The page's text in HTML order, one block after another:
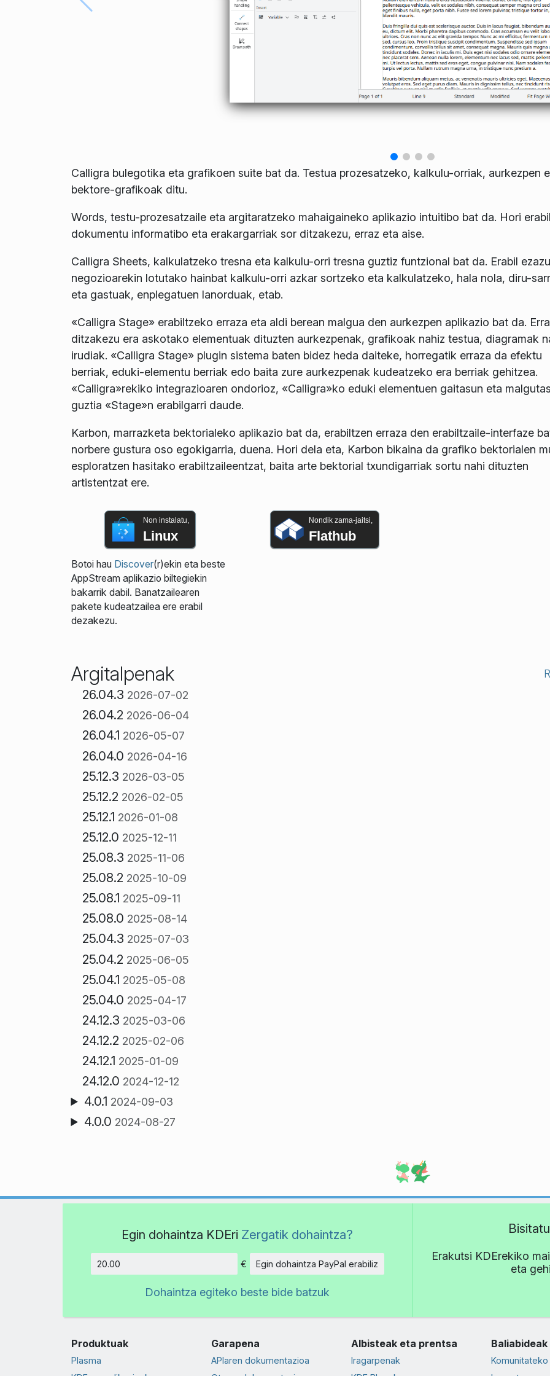
Calligra bulegotika eta grafikoen suite bat da. Testua prozesatzeko, kalkulu-orriak, aurkezpen
bektore-grafikoak ditu.
Words, testu-prozesatzaile eta argitaratzeko mahaigaineko aplikazio intuitibo bat da. Hori
dokumentu informatibo eta erakargarriak sor ditzakezu, erraz eta aise.
Calligra Sheets, kalkulatzeko tresna eta kalkulu-orri tresna guztiz funtzional bat da. Erabil ezazu
negozioarekin lotutako hainbat kalkulu-orri azkar sortzeko eta kalkulatzeko, hala nola, diru-
eta gastuak, enplegatuen lanorduak, etab.
«Calligra Stage» erabiltzeko erraza eta aldi berean malgua den aurkezpen aplikazio bat da.
ditzakezu era askotako elementuak dituzten aurkezpenak, grafikoak nahiz testua, diagramak
irudiak. «Calligra Stage» plugin sistema baten bidez heda daiteke, horregatik erraza da efektu
berriak, eduki-elementu berriak edo baita zure aurkezpenak kudeatzeko era berriak gehitzea.
«Calligra»rekiko integrazioaren ondorioz, «Calligra»ko eduki elementuen gaitasun eta
guztia «Stage»n erabilgarri daude.
Karbon, marrazketa bektorialeko aplikazio bat da, erabiltzen erraza den erabiltzaile-interfaze
norbere gustura oso egokigarria, duena. Hori dela eta, Karbon bikaina da grafiko bektorialen
esploratzen hasitako erabiltzaileentzat, baita arte bektorial txundigarriak sortu nahi dituzten
artistentzat ere.
Non instalatu,
Linux
Botoi hau Discover(r)ekin eta beste
AppStream aplikazio biltegiekin
bakarrik dabil. Banatzailearen
pakete kudeatzailea ere erabil
dezakezu.
Nondik zama-jaitsi,
Flathub
Argitalpenak
26.04.3 2026-07-02
26.04.2 2026-06-04
26.04.1 2026-05-07
26.04.0 2026-04-16
25.12.3 2026-03-05
25.12.2 2026-02-05
25.12.1 2026-01-08
25.12.0 2025-12-11
25.08.3 2025-11-06
25.08.2 2025-10-09
25.08.1 2025-09-11
25.08.0 2025-08-14
25.04.3 2025-07-03
25.04.2 2025-06-05
25.04.1 2025-05-08
25.04.0 2025-04-17
24.12.3 2025-03-06
24.12.2 2025-02-06
24.12.1 2025-01-09
24.12.0 2024-12-12
4.0.1 2024-09-03
4.0.0 2024-08-27
Egin dohaintza KDEri Zergatik dohaintza?
Kopurua
€ Egin dohaintza PayPal erabiliz
Dohaintza egiteko beste bide batzuk
Erakutsi KDErekiko
eta
Produktuak
Plasma
Garapena
APIaren dokumentazioa
Albisteak eta prentsa
Iragarpenak
Baliabideak
Komunitateko